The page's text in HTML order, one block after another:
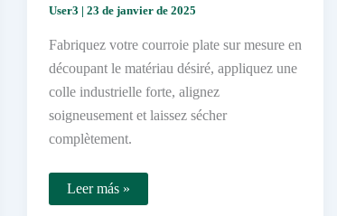
User3 | 23 de janvier de 2025
Fabriquez votre courroie plate sur mesure en
découpant le matériau désiré, appliquez une
colle industrielle forte, alignez
soigneusement et laissez sécher
complètement.
Comment
fabriquer
Leer más »